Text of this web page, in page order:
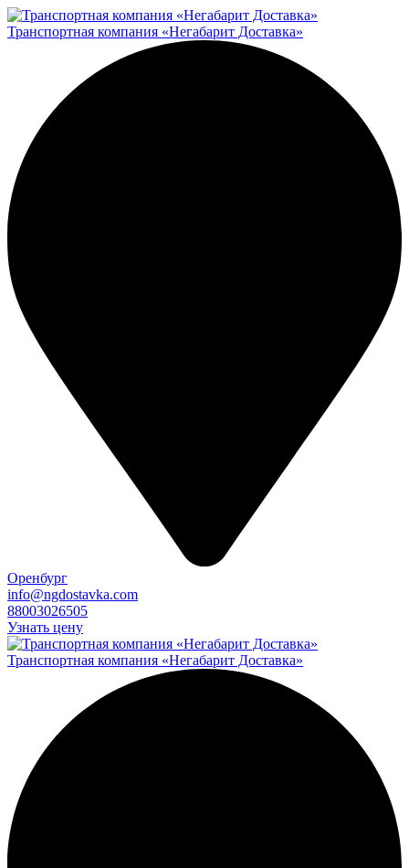
Транспортная компания «Негабарит Доставка»
Оренбург
info@ngdostavka.com
88003026505
Узнать цену
Транспортная компания «Негабарит Доставка»